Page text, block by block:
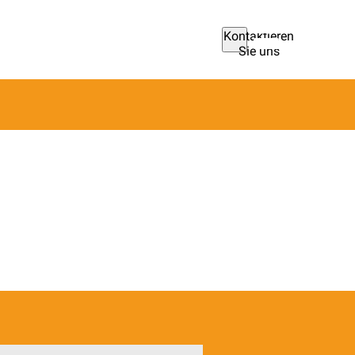
Kontaktieren
Sie uns